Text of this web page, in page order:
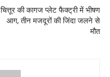
चित्तूर की कागज प्लेट फैक्ट्री में भीषण
आग, तीन मजदूरों की जिंदा जलने से
मौत